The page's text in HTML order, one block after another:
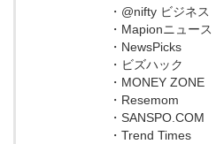
・@nifty ビジネス
・Mapionニュース
・NewsPicks
・ビズハック
・MONEY ZONE
・Resemom
・SANSPO.COM
・Trend Times